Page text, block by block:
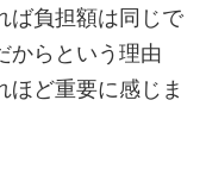
ば負担額は同じで
からという理由
ほど重要に感じま